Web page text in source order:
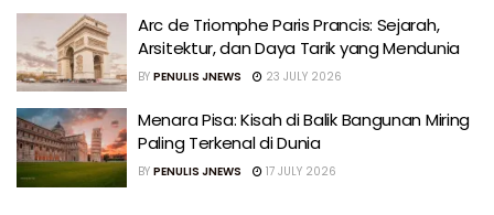
Arc de Triomphe Paris Prancis: Sejarah,
Arsitektur, dan Daya Tarik yang Mendunia
BY PENULIS JNEWS 23 JULY 2026
Menara Pisa: Kisah di Balik Bangunan Miring
Paling Terkenal di Dunia
BY PENULIS JNEWS 17 JULY 2026